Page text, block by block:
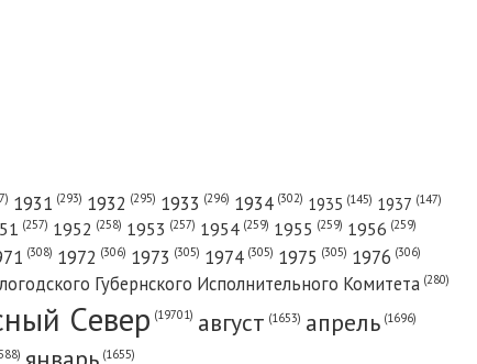
1931 (293) 1932 (295) 1933 (296) 1934 (302) 1935 (145) 1937 (147)
(257) 1952 (258) 1953 (257) 1954 (259) 1955 (259) 1956 (259)
(308) 1972 (306) 1973 (305) 1974 (305) 1975 (305) 1976 (306)
Губернского Исполнительного Комитета (280)
Cевер (19701) август (1653) апрель (1696)
(1655)